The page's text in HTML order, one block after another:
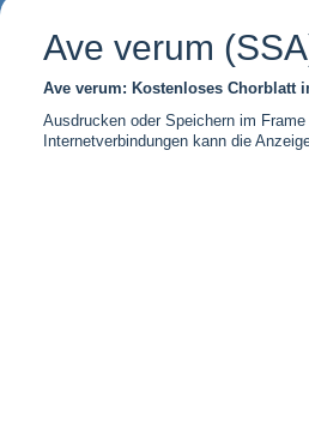
Ave verum
Ave verum: Kostenloses Chorblatt
Ausdrucken oder Speichern im
Internetverbindungen kann die